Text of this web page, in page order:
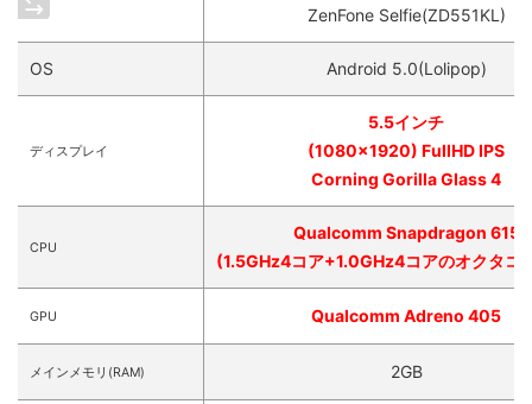
ZenFone Selfie(ZD551KL)
OS Android 5.0(Lolipop)
ディスプレイ
5.5インチ
(1080×1920) FullHD IPS
Corning Gorilla Glass 4
CPU
Qualcomm Snapdragon 615
(1.5GHz4コア+1.0GHz4コアのオクタコ
GPU Qualcomm Adreno 405
メインメモリ(RAM) 2GB